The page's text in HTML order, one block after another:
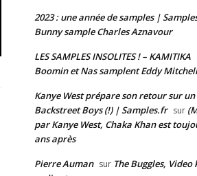
2023 : une année de samples |
Bunny sample Charles Aznavour
LES SAMPLES INSOLITES ! – KAMITIKA
Boomin et Nas samplent Eddy
Kanye West prépare son retour sur un
Backstreet Boys (!) | Samples.fr sur
par Kanye West, Chaka Khan est
ans après
Pierre Auman sur The Buggles,